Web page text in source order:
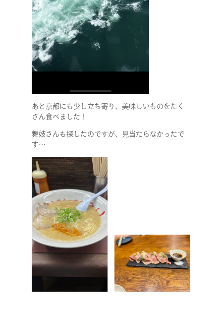
COMPANY
SERVICE
STAFF BLOG
NEWS
CONTACT
RECRUIT
あと京都にも少し立ち寄り、美味しいものをたく
さん食べました！
舞妓さんも探したのですが、見当たらなかったで
す…